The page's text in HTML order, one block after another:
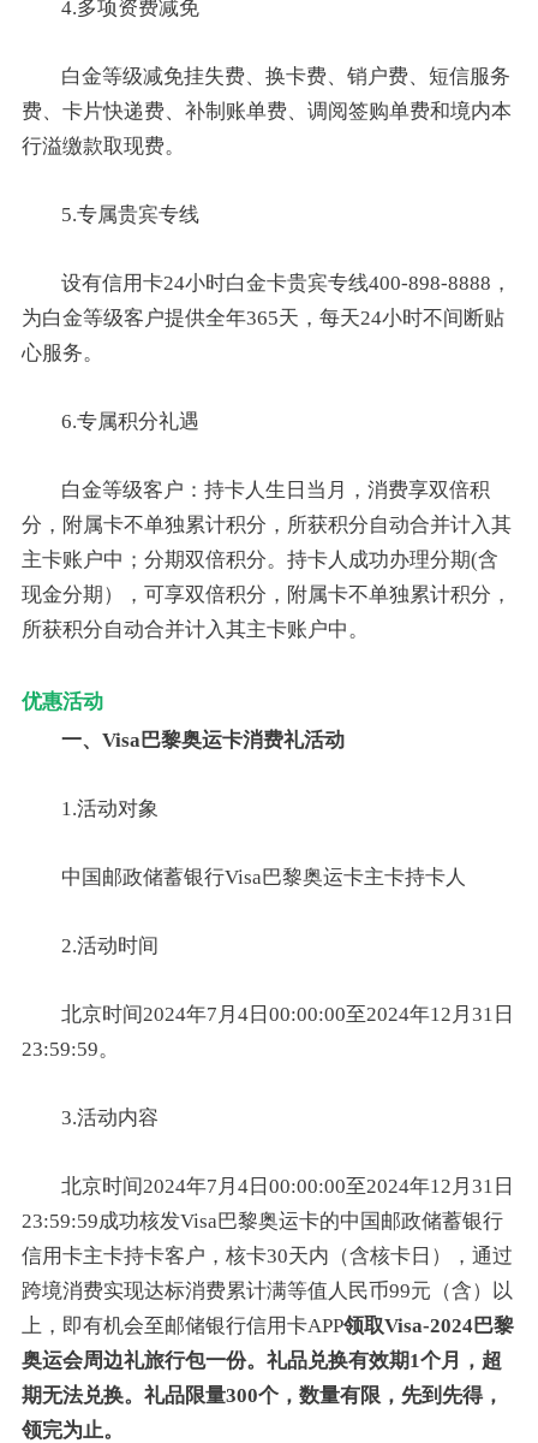
4.多项资费减免
白金等级减免挂失费、换卡费、销户费、短信服务
费、卡片快递费、补制账单费、调阅签购单费和境内本
行溢缴款取现费。
5.专属贵宾专线
设有信用卡24小时白金卡贵宾专线400-898-8888，
为白金等级客户提供全年365天，每天24小时不间断贴
心服务。
6.专属积分礼遇
白金等级客户：持卡人生日当月，消费享双倍积
分，附属卡不单独累计积分，所获积分自动合并计入其
主卡账户中；分期双倍积分。持卡人成功办理分期(含
现金分期），可享双倍积分，附属卡不单独累计积分，
所获积分自动合并计入其主卡账户中。
优惠活动
一、Visa巴黎奥运卡消费礼活动
1.活动对象
中国邮政储蓄银行Visa巴黎奥运卡主卡持卡人
2.活动时间
北京时间2024年7月4日00:00:00至2024年12月31日
23:59:59。
3.活动内容
北京时间2024年7月4日00:00:00至2024年12月31日
23:59:59成功核发Visa巴黎奥运卡的中国邮政储蓄银行
信用卡主卡持卡客户，核卡30天内（含核卡日），通过
跨境消费实现达标消费累计满等值人民币99元（含）以
上，即有机会至邮储银行信用卡APP领取Visa-2024巴黎
奥运会周边礼旅行包一份。礼品兑换有效期1个月，超
期无法兑换。礼品限量300个，数量有限，先到先得，
领完为止。